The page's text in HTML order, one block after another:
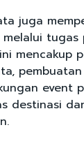
juga
tugas
mencakup
event
destinasi